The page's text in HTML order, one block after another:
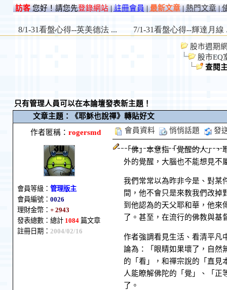
訪客您好！請您先登錄網站|註冊會員|最新文章|熱門文章|
股市週期
股市EQ
查閱
只有管理人員可以在本論壇發表新主題！
文章主題：《耶穌也說禪》轉貼好文
作者匿稱： rogersmd
會員等級： 管理版主
會員編號： 0026
理財金幣： + 2943
發表總數：總計 1084 篇文章
註冊日期： 2004/02/16
會員資料 悄悄話題 發
「佛」本意指「覺醒的人」，
外的覺醒，大腦也不能想見不
我們常常以為昨非今是、對某
間，他不會只是來教我們改掉
到他認為的天父耶和華，他來
了。甚至，在流行的佛教與
作者強調看見生活、看清平凡
論為：「眼睛如果壞了，自然
的「看」，和禪宗說的「直見
人能瞭解佛陀的「覺」、「正
了。